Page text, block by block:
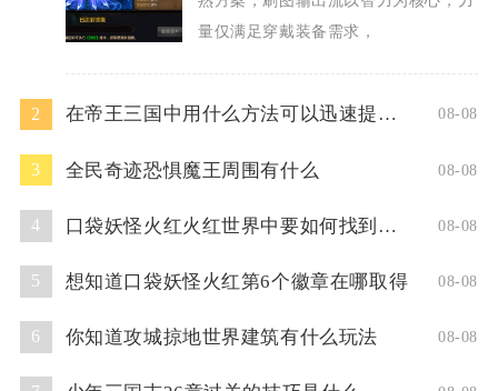
量仅满足穿戴装备需求，
2 在帝王三国中用什么方法可以迅速提升人物等级 08-08
3 全民奇迹恐惧魔王周围有什么 08-08
4 口袋妖怪火红火红世界中要如何找到超梦洞 08-08
5 想知道口袋妖怪火红第6个徽章在哪取得 08-08
6 你知道攻城掠地世界建筑有什么玩法 08-08